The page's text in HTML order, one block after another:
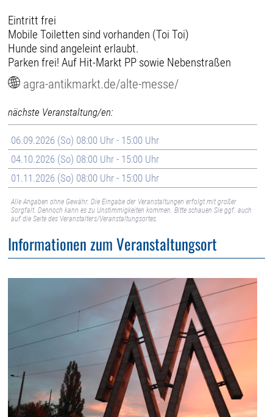
Eintritt frei
Mobile Toiletten sind vorhanden (Toi Toi)
Hunde sind angeleint erlaubt.
Parken frei! Auf Hit-Markt PP sowie Nebenstraßen
agra-antikmarkt.de/alte-messe/
nächste Veranstaltung/en:
06.09.2026 (So) 08:00 Uhr - 15:00 Uhr
04.10.2026 (So) 08:00 Uhr - 15:00 Uhr
01.11.2026 (So) 08:00 Uhr - 15:00 Uhr
Alle Angaben ohne Gewähr. Die Eingabe der Veranstaltungen erfolgt mit großer
Sorgfalt. Dennoch kann es zu Unstimmigkeiten kommen. Bitte schauen Sie ggf. auch
auf die Seite des Veranstalters/Veranstaltungsortes.
Informationen zum Veranstaltungsort